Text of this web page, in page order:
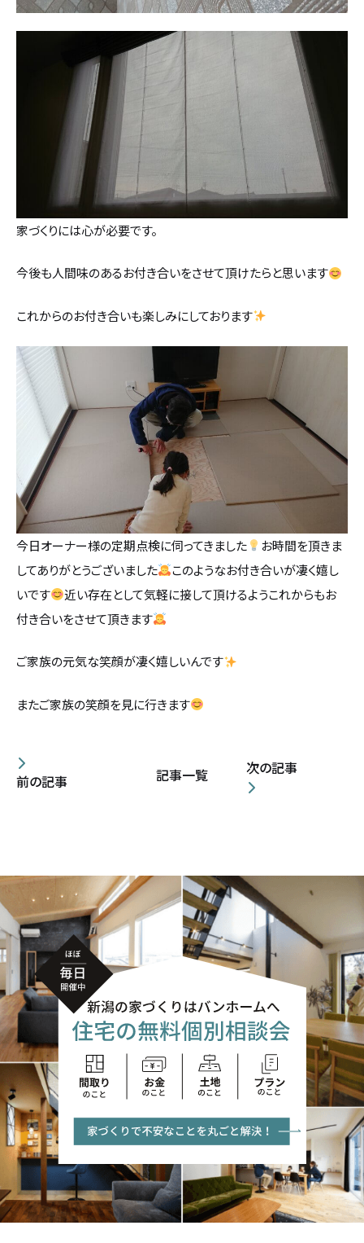
家づくりには心が必要です。
今後も人間味のあるお付き合いをさせて頂けたらと思います
これからのお付き合いも楽しみにしております
今日オーナー様の定期点検に伺ってきました
お時間を頂きま
してありがとうございました
このようなお付き合いが凄く嬉し
いです
近い存在として気軽に接して頂けるようこれからもお
付き合いをさせて頂きます
ご家族の元気な笑顔が凄く嬉しいんです
またご家族の笑顔を見に行きます
前の記事 記事一覧 次の記事